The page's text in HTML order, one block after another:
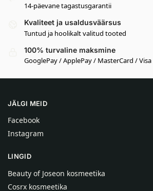
14-päevane tagastusgarantii
Kvaliteet ja usaldusväärsus
Tuntud ja hoolikalt valitud tooted
100% turvaline maksmine
GooglePay / ApplePay / MasterCard / Visa
JÄLGI MEID
Facebook
Instagram
LINGID
Beauty of Joseon kosmeetika
Cosrx kosmeetika